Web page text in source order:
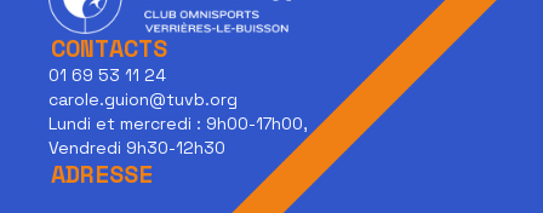
CONTACTS
01 69 53 11 24
carole.guion@tuvb.org
Lundi et mercredi : 9h00-17h00,
Vendredi 9h30-12h30
ADRESSE